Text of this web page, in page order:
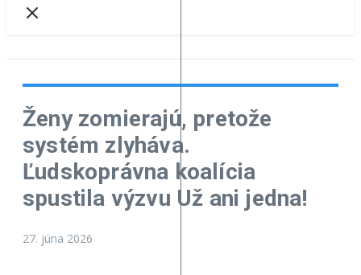
Ženy zomierajú, pretože
systém zlyháva.
Ľudskoprávna koalícia
spustila výzvu Už ani jedna!
27. júna 2026